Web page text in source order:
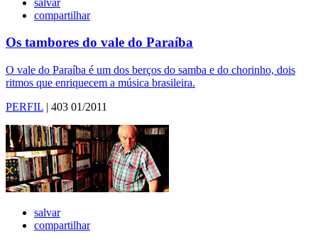
compartilhar
Os tambores do vale do Paraíba
O vale do Paraíba é um dos berços do samba e do chorinho, dois
ritmos que enriquecem a música brasileira.
PERFIL | 403 01/2011
salvar
compartilhar